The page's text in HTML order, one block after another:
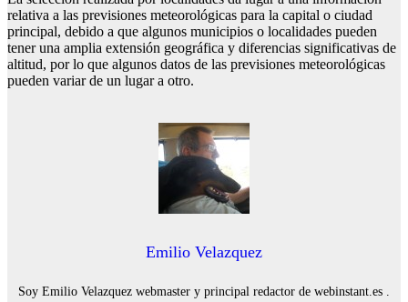
relativa a las previsiones meteorológicas para la capital o ciudad
principal, debido a que algunos municipios o localidades pueden
tener una amplia extensión geográfica y diferencias significativas de
altitud, por lo que algunos datos de las previsiones meteorológicas
pueden variar de un lugar a otro.
Emilio Velazquez
Soy Emilio Velazquez webmaster y principal redactor de webinstant.es .